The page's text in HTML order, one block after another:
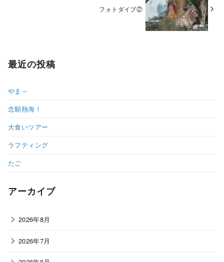
フォトダイブ②
最近の投稿
やま～
念願熱海！
大食いツアー
ラフティング
たご
アーカイブ
2026年8月
2026年7月